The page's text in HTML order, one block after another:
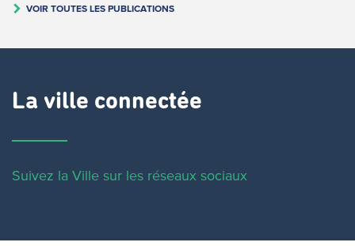
VOIR TOUTES LES PUBLICATIONS
La ville connectée
Suivez la Ville sur les réseaux sociaux